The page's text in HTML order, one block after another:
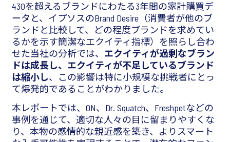
430を超えるブランドにわたる3年間の家計購買デ
ータと、イプソスのBrand Desire（消費者が他のブ
ランドと比較して、どの程度ブランドを求めてい
るかを示す簡潔なエクイティ指標）を照らし合わ
せた当社の分析では、 エクイティが過剰なブラン
ドは成長し、エクイティが不足しているブランド
は縮小し、この影響は特に小規模な挑戦者にとっ
て爆発的であることがわかりました。
本レポートでは、ON、Dr. Squatch、Freshpetなどの
事例を通じて、適切な人々の目に留まりやすくな
り、本物の感情的な親近感を築き、よりスマート